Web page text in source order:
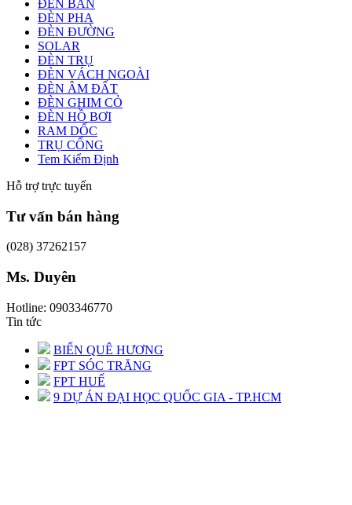
ĐÈN BÀN
ĐÈN PHA
ĐÈN ĐƯỜNG
SOLAR
ĐÈN TRỤ
ĐÈN VÁCH NGOÀI
ĐÈN ÂM ĐẤT
ĐÈN GHIM CỎ
ĐÈN HỒ BƠI
RAM DỐC
TRỤ CỔNG
Tem Kiểm Định
Hỗ trợ trực tuyến
Tư vấn bán hàng
(028) 37262157
Ms. Duyên
Hotline: 0903346770
Tin tức
BIỂN QUÊ HƯƠNG
FPT SÓC TRĂNG
FPT HUẾ
9 DỰ ÁN ĐẠI HỌC QUỐC GIA - TP.HCM